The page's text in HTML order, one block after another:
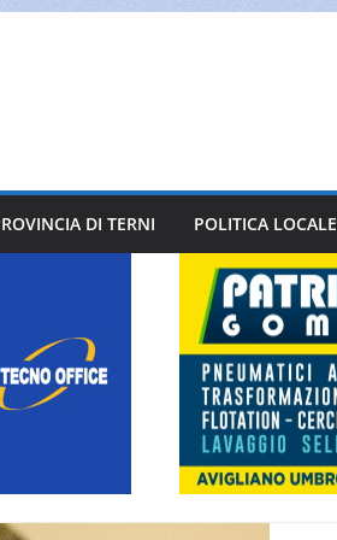
DI TERNI POLITICA LOCALE